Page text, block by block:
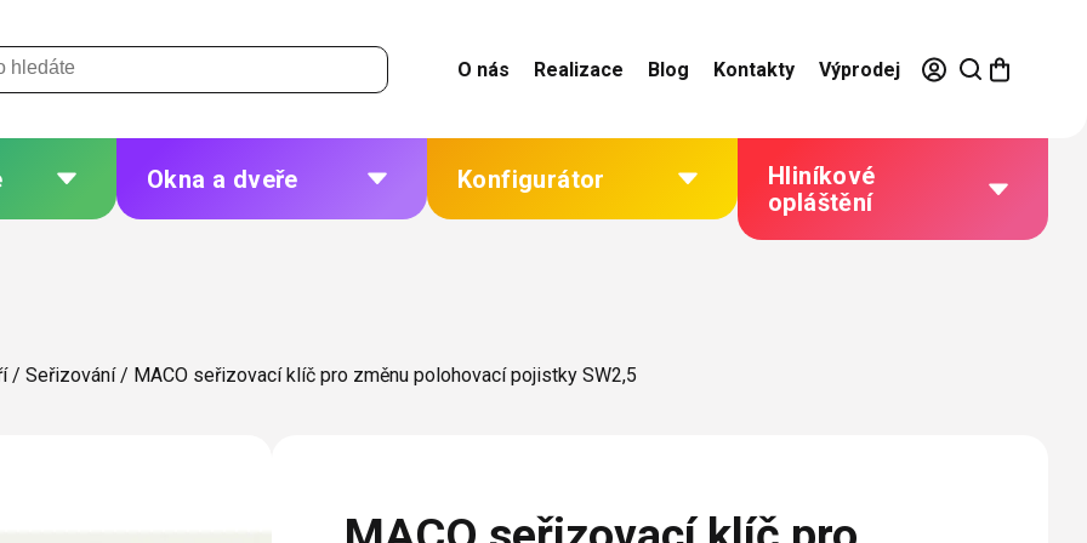
O nás Realizace Blog Kontakty Výprodej
Okna a dveře
Ocelová okna a dveře
Konfigurátor
Rolety
Hliníkové
opláštění
/ Seřizování / MACO seřizovací klíč pro změnu polohovací pojistky SW2,5